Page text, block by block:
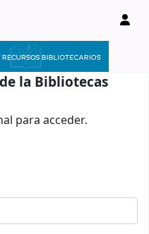
la Bibliotecas
para acceder.